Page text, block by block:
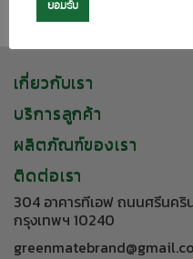
เกี่ยวกับเรา
บริการลูกค้า
ผลิตภัณฑ์ของเรา
ติดต่อเรา
304 อาคารทีเอฟ ถนนศรีนคริ
กรุงเทพฯ 10240
ยอมรับ